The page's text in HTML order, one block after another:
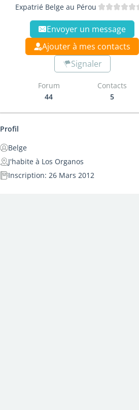
Expatrié Belge au Pérou
Envoyer un message
Ajouter à mes contacts
Signaler
Forum
44
Contacts
5
Profil
Belge
J'habite à Los Organos
Inscription: 26 Mars 2012